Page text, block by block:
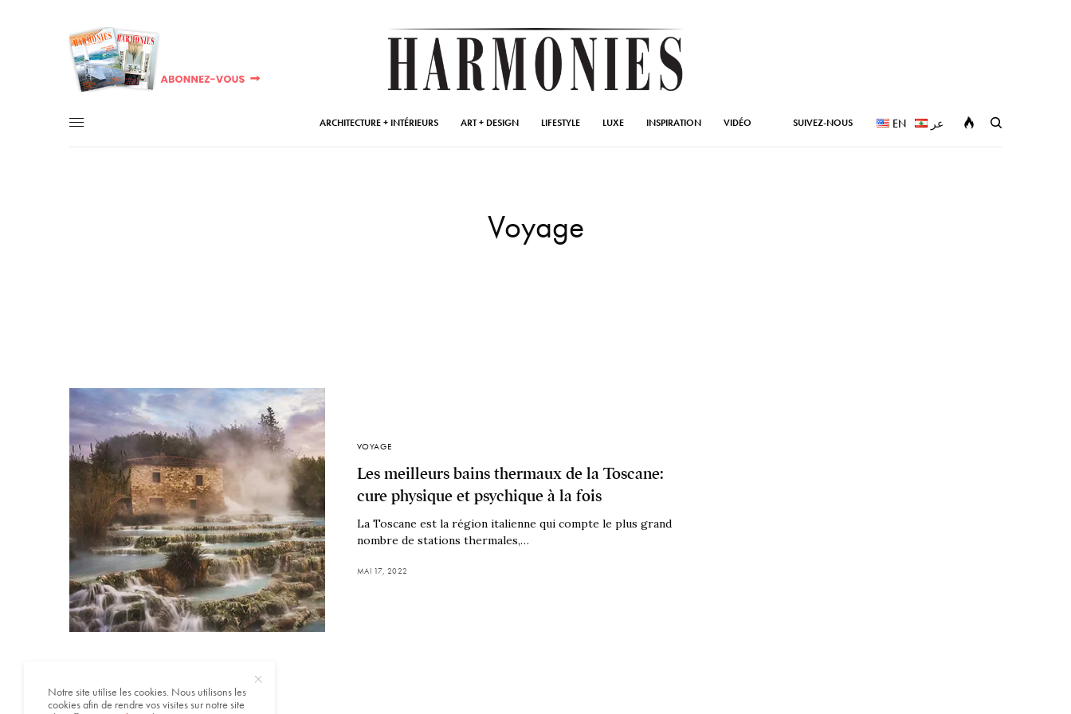
ARCHITECTURE + INTÉRIEURS ART + DESIGN LIFESTYLE LUXE INSPIRATION VIDÉO SUIVEZ-NOUS EN عر
Voyage
VOYAGE
Les meilleurs bains thermaux de la Toscane:
cure physique et psychique à la fois
La Toscane est la région italienne qui compte le plus grand
nombre de stations thermales,…
MAI 17, 2022
Notre site utilise les cookies. Nous utilisons les
cookies afin de rendre vos visites sur notre site